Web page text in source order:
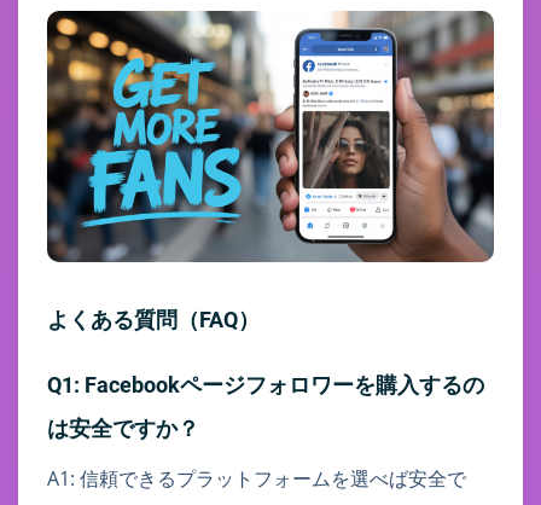
よくある質問（FAQ）
Q1: Facebookページフォロワーを購入するの
は安全ですか？
A1: 信頼できるプラットフォームを選べば安全で